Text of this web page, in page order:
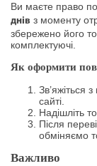
Ви маєте право
днів з моменту
збережено його
комплектуючі.
Як оформити
Зв’яжіться
сайті.
Надішліть
Після
обміняємо
Важливо